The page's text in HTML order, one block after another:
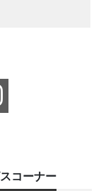
コーナー